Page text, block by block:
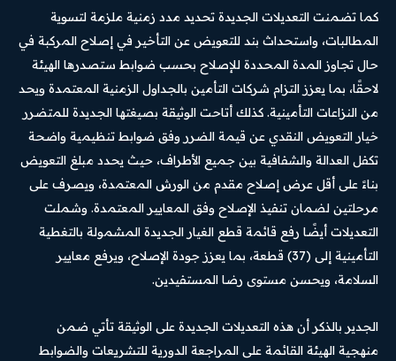
كما تضمنت التعديلات الجديدة تحديد مدد زمنية ملزمة لتسوية
المطالبات، واستحداث بند للتعويض عن التأخير في إصلاح المركبة في
حال تجاوز المدة المحددة للإصلاح بحسب ضوابط ستصدرها الهيئة
لاحقًا، بما يعزز التزام شركات التأمين بالجداول الزمنية المعتمدة ويحد
من النزاعات التأمينية. كذلك أتاحت الوثيقة بصيغتها الجديدة للمتضرر
خيار التعويض النقدي عن قيمة الضرر وفق ضوابط تنظيمية واضحة
تكفل العدالة والشفافية بين جميع الأطراف، حيث يحدد مبلغ التعويض
بناءً على أقل عرض إصلاح مقدم من الورش المعتمدة، ويصرف على
مرحلتين لضمان تنفيذ الإصلاح وفق المعايير المعتمدة. وشملت
التعديلات أيضًا رفع قائمة قطع الغيار الجديدة المشمولة بالتغطية
التأمينية إلى (37) قطعة، بما يعزز جودة الإصلاح، ويرفع معايير
السلامة، ويحسن مستوى رضا المستفيدين.
الجدير بالذكر أن هذه التعديلات الجديدة على الوثيقة تأتي ضمن
منهجية الهيئة القائمة على المراجعة الدورية للتشريعات والضوابط